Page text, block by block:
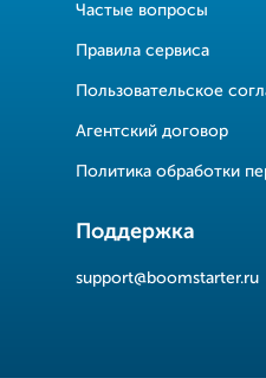
Частые вопросы
Правила сервиса
Пользовательское
Агентский договор
Политика обработки
Поддержка
support@boomstarter.ru